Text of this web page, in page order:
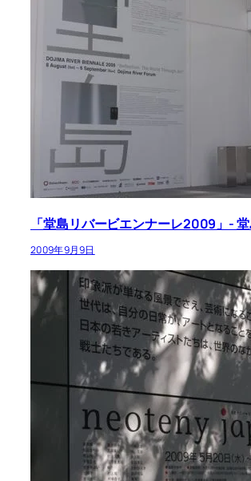
「堂島リバービエンナーレ2009」-
2009年9月9日